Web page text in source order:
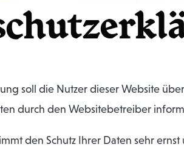
soll die Nutzer dieser Website
durch den Websitebetreiber
den Schutz Ihrer Daten sehr